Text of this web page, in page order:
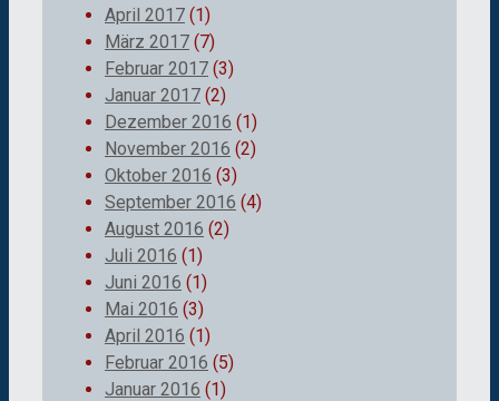
April 2017 (1)
März 2017 (7)
Februar 2017 (3)
Januar 2017 (2)
Dezember 2016 (1)
November 2016 (2)
Oktober 2016 (3)
September 2016 (4)
August 2016 (2)
Juli 2016 (1)
Juni 2016 (1)
Mai 2016 (3)
April 2016 (1)
Februar 2016 (5)
Januar 2016 (1)